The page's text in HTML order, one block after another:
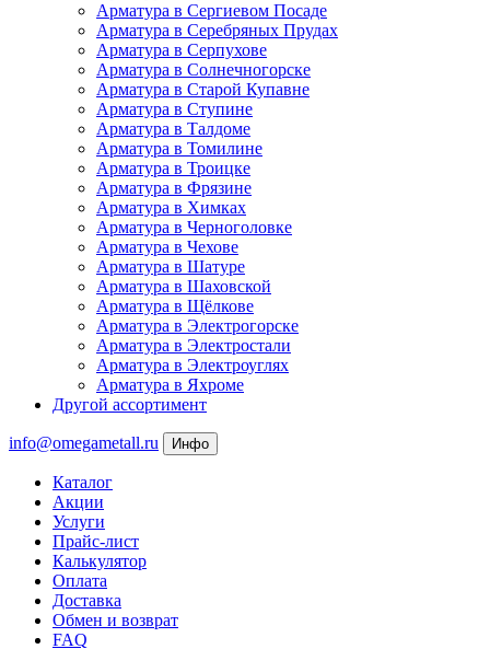
Арматура в Сергиевом Посаде
Арматура в Серебряных Прудах
Арматура в Серпухове
Арматура в Солнечногорске
Арматура в Старой Купавне
Арматура в Ступине
Арматура в Талдоме
Арматура в Томилине
Арматура в Троицке
Арматура в Фрязине
Арматура в Химках
Арматура в Черноголовке
Арматура в Чехове
Арматура в Шатуре
Арматура в Шаховской
Арматура в Щёлкове
Арматура в Электрогорске
Арматура в Электростали
Арматура в Электроуглях
Арматура в Яхроме
Другой ассортимент
info@omegametall.ru Инфо
Каталог
Акции
Услуги
Прайс-лист
Калькулятор
Оплата
Доставка
Обмен и возврат
FAQ